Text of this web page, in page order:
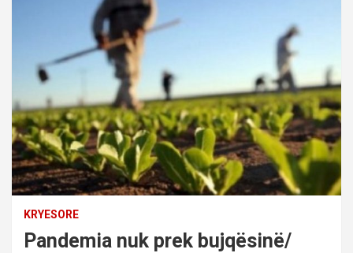
KRYESORE
Pandemia nuk prek bujqësinë/